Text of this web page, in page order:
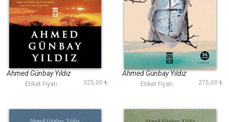
Leyl Işıkları
Ahmed Günbay Yıldız
Etiket Fiyatı : 325,00 ₺
Bir Dünya Yıkıldı
Ahmed Günbay Yıldız
Etiket Fiyatı : 275,00 ₺